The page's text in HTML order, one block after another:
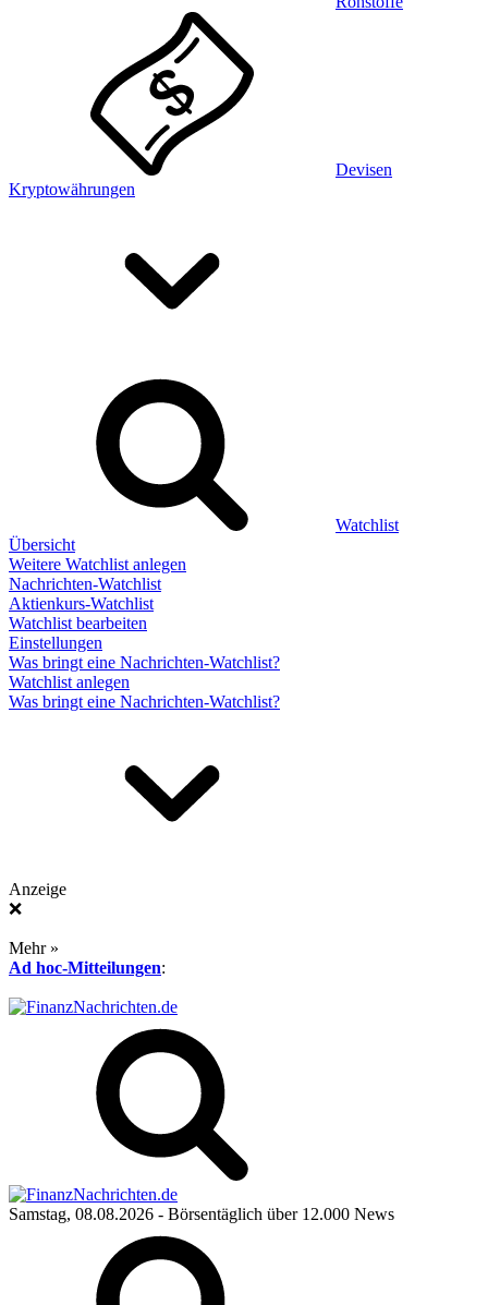
Devisen
Kryptowährungen
Watchlist
Übersicht
Weitere Watchlist anlegen
Nachrichten-Watchlist
Aktienkurs-Watchlist
Watchlist bearbeiten
Einstellungen
Was bringt eine Nachrichten-Watchlist?
Watchlist anlegen
Was bringt eine Nachrichten-Watchlist?
Anzeige
❌
Mehr »
Ad hoc-Mitteilungen:
Samstag, 08.08.2026 - Börsentäglich über 12.000 News